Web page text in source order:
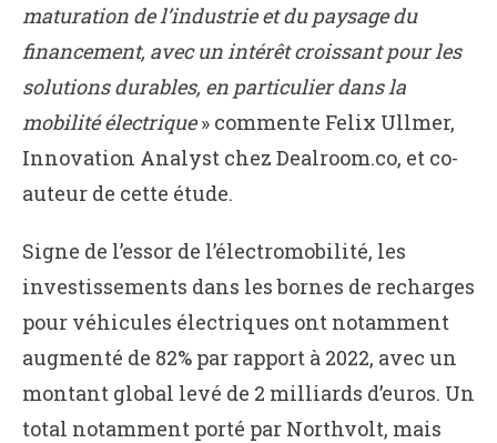
maturation de l’industrie et du paysage du
financement, avec un intérêt croissant pour les
solutions durables, en particulier dans la
mobilité électrique» commente Felix Ullmer,
Innovation Analyst chez Dealroom.co, et co-
auteur de cette étude.
Signe de l’essor de l’électromobilité, les
investissements dans les bornes de recharges
pour véhicules électriques ont notamment
augmenté de 82% par rapport à 2022, avec un
montant global levé de 2 milliards d’euros. Un
total notamment porté par Northvolt, mais